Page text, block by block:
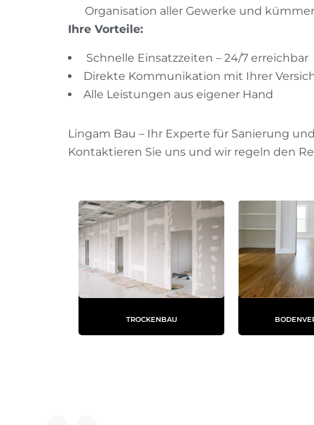
Organisation aller Gewerke und
Ihre Vorteile:
Schnelle Einsatzzeiten – 24/7 erreichbar
Direkte Kommunikation mit Ihrer
Alle Leistungen aus eigener Hand
Lingam Bau – Ihr Experte für Sanierung
Kontaktieren Sie uns und wir regeln den
TROCKENBAU